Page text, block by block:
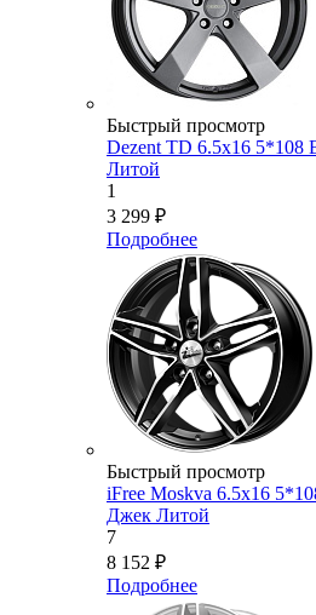
Быстрый просмотр
Dezent TD 6.5x16 5*108
Литой
1
3 299 ₽
Подробнее
Быстрый просмотр
iFree Moskva 6.5x16
Джек Литой
7
8 152 ₽
Подробнее